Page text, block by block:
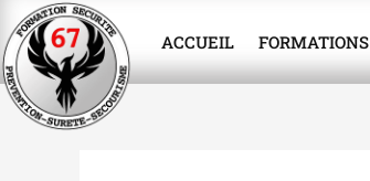
Aller
au
contenu
ACCUEIL FORMATIONS
Panneau de gestion des cookies